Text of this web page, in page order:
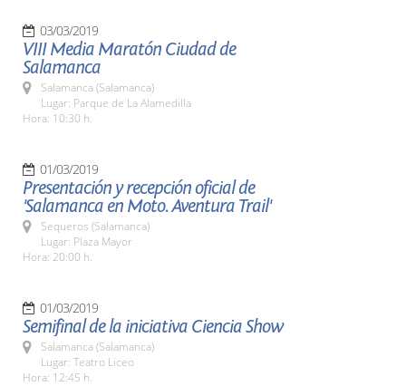
03/03/2019
VIII Media Maratón Ciudad de
Salamanca
Salamanca (Salamanca)
Lugar: Parque de La Alamedilla
Hora: 10:30 h.
01/03/2019
Presentación y recepción oficial de
'Salamanca en Moto. Aventura Trail'
Sequeros (Salamanca)
Lugar: Plaza Mayor
Hora: 20:00 h.
01/03/2019
Semifinal de la iniciativa Ciencia Show
Salamanca (Salamanca)
Lugar: Teatro Liceo
Hora: 12:45 h.